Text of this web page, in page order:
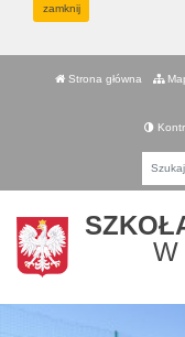
zamknij
Strona główna
W